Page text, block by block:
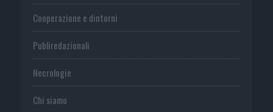
Cooperazione e dintorni
Publiredazionali
Necrologie
Chi siamo